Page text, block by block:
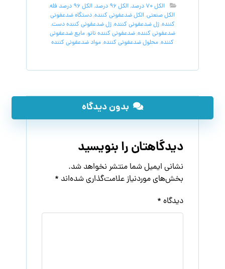
الکل 70 درصد ,الکل 96 درصد ,الکل 96 درصد فله
,
الکل صنعتی,الکل ضدعفونی کننده,دستگاه ضدعفونی
کننده,ژل ضدعفونی کننده,ژل ضدعفونی کننده دست,
ضدعفونی کننده,ضدعفونی کننده نانو,مایع ضدعفونی
کننده,محلول ضدعفونی کننده,مواد ضدعفونی کننده
بدون دیدگاه
دیدگاهتان را بنویسید
نشانی ایمیل شما منتشر نخواهد شد.
بخش‌های موردنیاز علامت‌گذاری شده‌اند *
دیدگاه *